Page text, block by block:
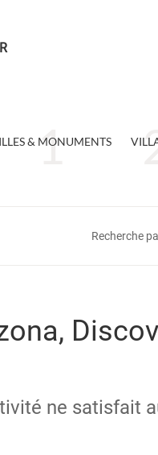
& MONUMENTS
Recherche
ne satisfait